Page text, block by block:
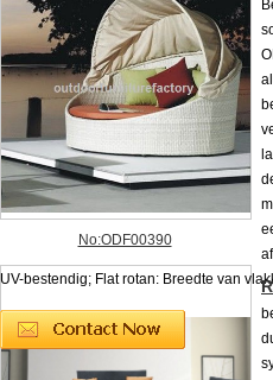
No:ODF00390
UV-bestendig; Flat rotan: Breedte van